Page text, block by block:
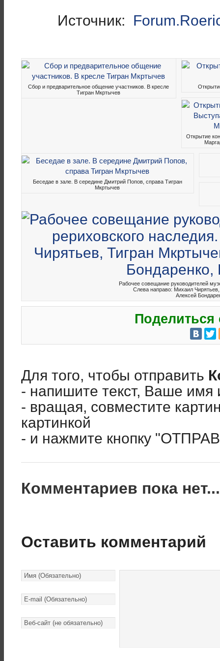
Источник:
Сбор и предварительное общение участников. В кресле
Тигран Мкртычев
Открытие
Беседае в зале. В середине Дмитрий Попов, справа Тигран
Мкртычев
Рабочее совещание руководителей
Слева направо: Михаил
Алексей
Поделиться
Для того, чтобы отправить
- напишите текст, Ваше имя
- вращая, совместите
картинкой
- и нажмите кнопку
Комментариев пока
Оставить комментарий